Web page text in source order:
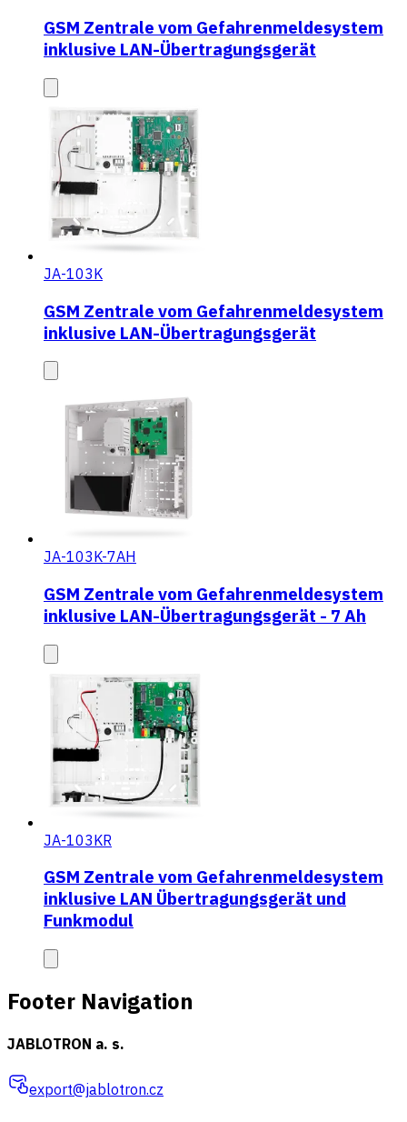
GSM Zentrale vom Gefahrenmeldesystem
inklusive LAN-Übertragungsgerät
JA-103K
GSM Zentrale vom Gefahrenmeldesystem
inklusive LAN-Übertragungsgerät
JA-103K-7AH
GSM Zentrale vom Gefahrenmeldesystem
inklusive LAN-Übertragungsgerät - 7 Ah
JA-103KR
GSM Zentrale vom Gefahrenmeldesystem
inklusive LAN Übertragungsgerät und
Funkmodul
Footer Navigation
JABLOTRON a. s.
export@jablotron.cz